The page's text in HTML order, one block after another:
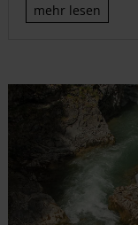
mehr lesen